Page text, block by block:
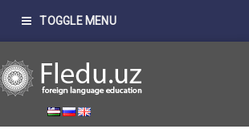
TOGGLE MENU